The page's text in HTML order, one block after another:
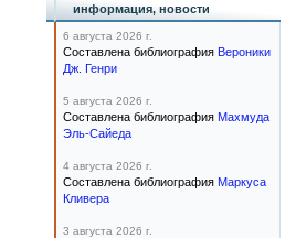
информация, новости
6 августа 2026 г.
Составлена библиография Вероники
Дж. Генри
5 августа 2026 г.
Составлена библиография Махмуда
Эль-Сайеда
4 августа 2026 г.
Составлена библиография Маркуса
Кливера
3 августа 2026 г.